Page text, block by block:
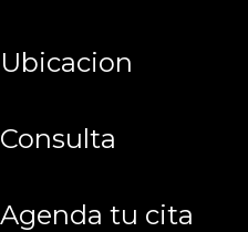
ubicacion
consulta
agenda tu cita